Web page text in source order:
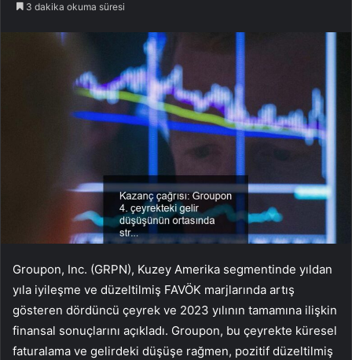
3 dakika okuma süresi
Groupon, Inc. (GRPN), Kuzey Amerika segmentinde yıldan
yıla iyileşme ve düzeltilmiş FAVÖK marjlarında artış
gösteren dördüncü çeyrek ve 2023 yılının tamamına ilişkin
finansal sonuçlarını açıkladı. Groupon, bu çeyrekte küresel
faturalama ve gelirdeki düşüşe rağmen, pozitif düzeltilmiş